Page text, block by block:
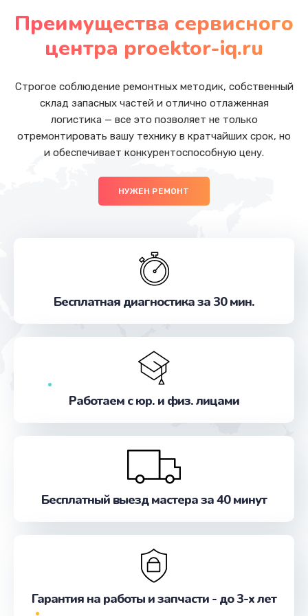
Заказать
от 500 руб.
Заказать
Ремонт цепи питания
от 2200 руб.
Заказать
Заказать
Заказать
Замена разъема питания
Замена шлейфа матрицы
от 960 руб.
Ремонт цепей питания
Заказать
Замена звуковой карты
Преимущества сервисного
центра proektor-iq.ru
Строгое соблюдение ремонтных методик, собственный
склад запасных частей и отлично отлаженная
логистика — все это позволяет не только
отремонтировать вашу технику в кратчайших срок, но
и обеспечивает конкурентоспособную цену.
НУЖЕН РЕМОНТ
Бесплатная диагностика за 30 мин.
Работаем с юр. и физ. лицами
Бесплатный выезд мастера за 40 минут
Гарантия на работы и запчасти - до 3-х лет